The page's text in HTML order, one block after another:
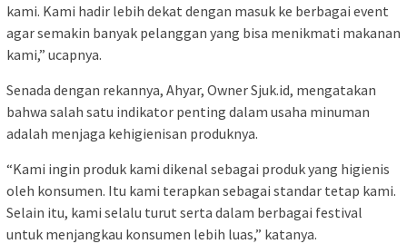
kami. Kami hadir lebih dekat dengan masuk ke berbagai event
agar semakin banyak pelanggan yang bisa menikmati makanan
kami,” ucapnya.
Senada dengan rekannya, Ahyar, Owner Sjuk.id, mengatakan
bahwa salah satu indikator penting dalam usaha minuman
adalah menjaga kehigienisan produknya.
“Kami ingin produk kami dikenal sebagai produk yang higienis
oleh konsumen. Itu kami terapkan sebagai standar tetap kami.
Selain itu, kami selalu turut serta dalam berbagai festival
untuk menjangkau konsumen lebih luas,” katanya.